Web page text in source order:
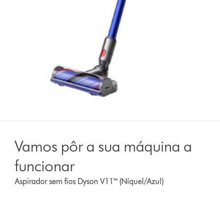
Vamos pôr a sua máquina a
funcionar
Aspirador sem fios Dyson V11™ (Níquel/Azul)